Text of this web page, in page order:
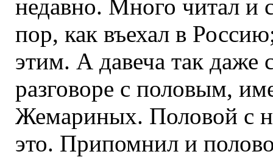
недавно. Много читал и
пор, как въехал в
этим. А давеча так даже
разговоре с половым,
Жемариных. Половой с
это. Припомнил и